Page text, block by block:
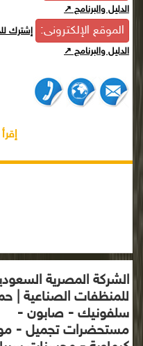
الدليل والبرنامج ↗
الموقع الإلكترونى: إشترك
الدليل والبرنامج ↗
الشركة المصرية
للمنظفات الصناعية |
سلفونيك - صابون -
مستحضرات تجميل -